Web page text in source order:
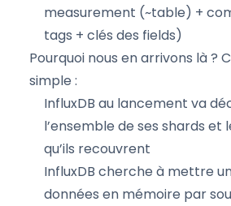
measurement (~table) +
tags + clés des fields)
Pourquoi nous en arrivons là ?
simple :
InfluxDB au lancement va
l’ensemble de ses shards et
qu’ils recouvrent
InfluxDB cherche à mettre
données en mémoire par